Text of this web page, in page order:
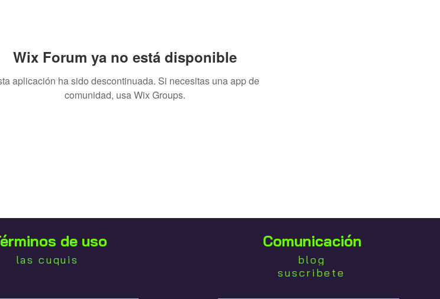
Wix Forum ya no está disponible
aplicación ha sido descontinuada. Si necesitas una app de
comunidad, usa Wix Groups.
de uso
las cuquis
Comunicación
blog
suscribete